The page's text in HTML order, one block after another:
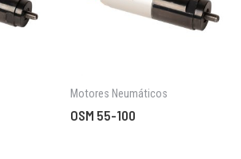
Motores Neumáticos
OSM 55-100